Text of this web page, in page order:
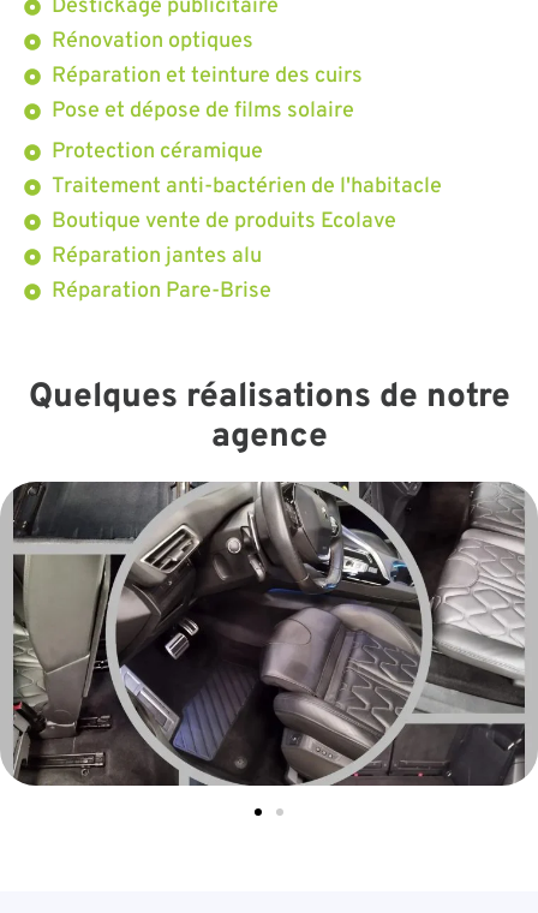
Destickage publicitaire
Rénovation optiques
Réparation et teinture des cuirs
Pose et dépose de films solaire
Protection céramique
Traitement anti-bactérien de l'habitacle
Boutique vente de produits Ecolave
Réparation jantes alu
Réparation Pare-Brise
Quelques réalisations de notre
agence